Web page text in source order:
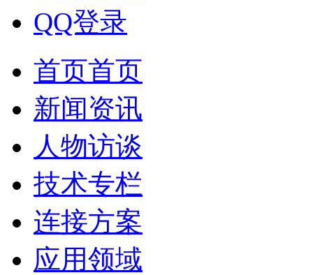
QQ登录
首页首页
新闻资讯
人物访谈
技术专栏
连接方案
应用领域